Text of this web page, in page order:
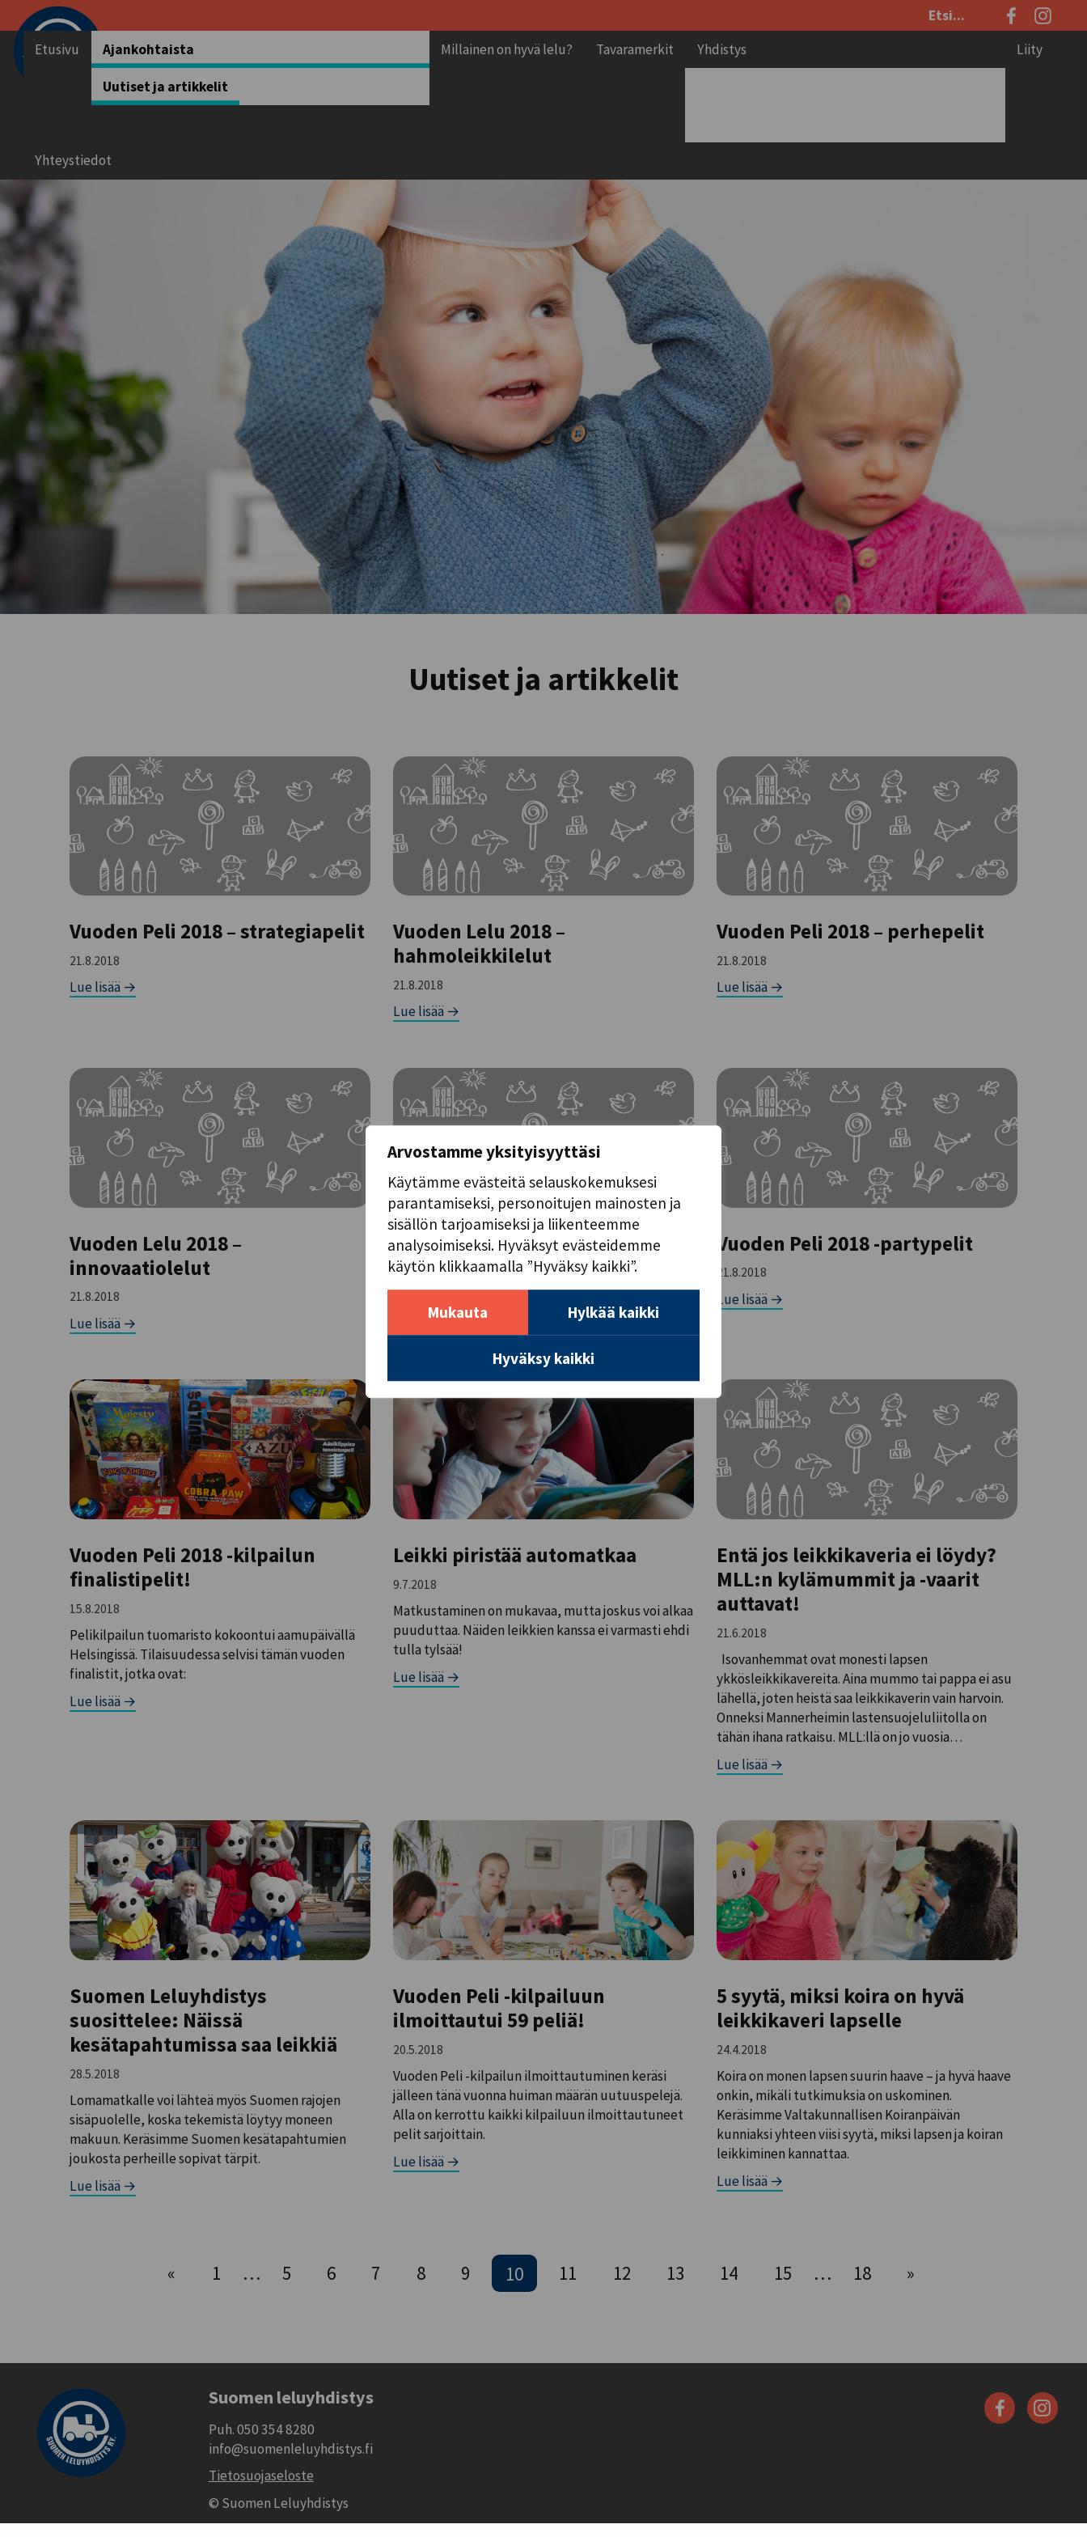
Arvostamme yksityisyyttäsi
Käytämme evästeitä selauskokemuksesi
parantamiseksi, personoitujen mainosten ja
sisällön tarjoamiseksi ja liikenteemme
analysoimiseksi. Hyväksyt evästeidemme
käytön klikkaamalla ”Hyväksy kaikki”.
Mukauta Hylkää kaikki
Hyväksy kaikki
Etsi
sivustolta:
Etusivu Ajankohtaista
Uutiset ja artikkelit
Millainen on hyvä lelu? Tavaramerkit Yhdistys Liity
Yhteystiedot
Uutiset ja artikkelit
Vuoden Peli 2018 – strategiapelit
21.8.2018
Lue lisää →
Vuoden Lelu 2018 –
hahmoleikkilelut
21.8.2018
Lue lisää →
Vuoden Peli 2018 – perhepelit
21.8.2018
Lue lisää →
Vuoden Lelu 2018 –
innovaatiolelut
21.8.2018
Lue lisää →
Vuoden Lelu 2018 –
ajoneuvolelut
Lue lisää →
Vuoden Peli 2018 -partypelit
21.8.2018
Lue lisää →
Vuoden Peli 2018 -kilpailun
finalistipelit!
15.8.2018
Pelikilpailun tuomaristo kokoontui aamupäivällä
Helsingissä. Tilaisuudessa selvisi tämän vuoden
finalistit, jotka ovat:
Lue lisää →
Leikki piristää automatkaa
9.7.2018
Matkustaminen on mukavaa, mutta joskus voi alkaa
puuduttaa. Näiden leikkien kanssa ei varmasti ehdi
tulla tylsää!
Lue lisää →
Entä jos leikkikaveria ei löydy?
MLL:n kylämummit ja -vaarit
auttavat!
21.6.2018
Isovanhemmat ovat monesti lapsen
ykkösleikkikavereita. Aina mummo tai pappa ei asu
lähellä, joten heistä saa leikkikaverin vain harvoin.
Onneksi Mannerheimin lastensuojeluliitolla on
tähän ihana ratkaisu. MLL:llä on jo vuosia…
Lue lisää →
Suomen Leluyhdistys
suosittelee: Näissä
kesätapahtumissa saa leikkiä
28.5.2018
Lomamatkalle voi lähteä myös Suomen rajojen
sisäpuolelle, koska tekemistä löytyy moneen
makuun. Keräsimme Suomen kesätapahtumien
joukosta perheille sopivat tärpit.
Lue lisää →
Vuoden Peli -kilpailuun
ilmoittautui 59 peliä!
20.5.2018
Vuoden Peli -kilpailun ilmoittautuminen keräsi
jälleen tänä vuonna huiman määrän uutuuspelejä.
Alla on kerrottu kaikki kilpailuun ilmoittautuneet
pelit sarjoittain.
Lue lisää →
5 syytä, miksi koira on hyvä
leikkikaveri lapselle
24.4.2018
Koira on monen lapsen suurin haave – ja hyvä haave
onkin, mikäli tutkimuksia on uskominen.
Keräsimme Valtakunnallisen Koiranpäivän
kunniaksi yhteen viisi syytä, miksi lapsen ja koiran
leikkiminen kannattaa.
Lue lisää →
« 1 … 5 6 7 8 9 10 11 12 13 14 15 … 18 »
Suomen leluyhdistys
Puh. 050 354 8280
info@suomenleluyhdistys.fi
Tietosuojaseloste
© Suomen Leluyhdistys